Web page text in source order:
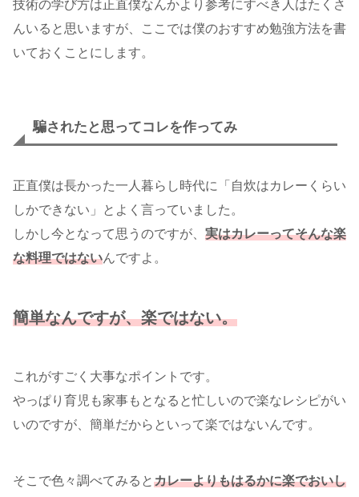
技術の学び方は正直僕なんかより参考にすべき人はたくさ
んいると思いますが、ここでは僕のおすすめ勉強方法を書
いておくことにします。
騙されたと思ってコレを作ってみ
正直僕は長かった一人暮らし時代に「自炊はカレーくらい
しかできない」とよく言っていました。
しかし今となって思うのですが、 実はカレーってそんな楽
な料理ではないんですよ。
簡単なんですが、楽ではない。
これがすごく大事なポイントです。
やっぱり育児も家事もとなると忙しいので楽なレシピがい
いのですが、簡単だからといって楽ではないんです。
そこで色々調べてみるとカレーよりもはるかに楽でおいし